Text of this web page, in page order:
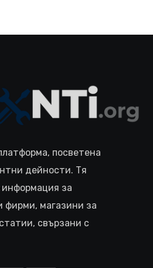
посветена
дейности. Тя
за
фирми, магазини за
свързани с